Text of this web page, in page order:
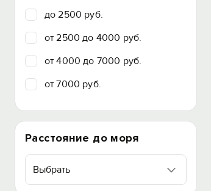
до 2500 руб.
от 2500 до 4000 руб.
от 4000 до 7000 руб.
от 7000 руб.
Расстояние до моря
Выбрать